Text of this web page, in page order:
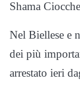
Shama
Nel Biellese e
dei più
arrestato ieri